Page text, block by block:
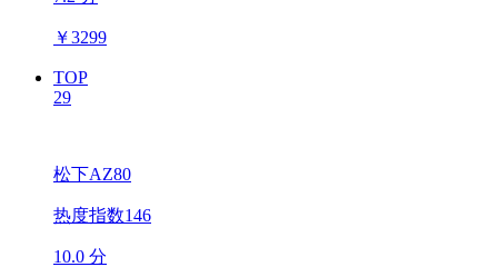
￥3299
TOP
29
松下AZ80
热度指数146
10.0 分